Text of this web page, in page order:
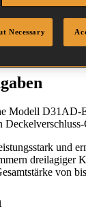
- 2.28mm
Modell D31AD-
Deckelverschluss-
und
dreilagiger
von
Necessary